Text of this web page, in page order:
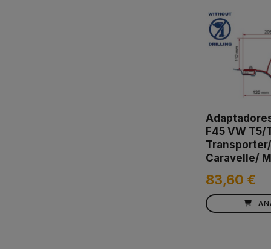
F45 VW T5/
Transporter/
Caravelle/
83,60 €